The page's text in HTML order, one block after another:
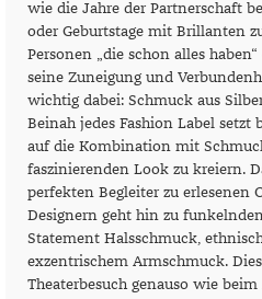
wie die Jahre der Partnerschaft
oder Geburtstage mit Brillanten
Personen „die schon alles
seine Zuneigung und
wichtig dabei: Schmuck aus
Beinah jedes Fashion Label
auf die Kombination mit
faszinierenden Look zu kreiern.
perfekten Begleiter zu erlesenen
Designern geht hin zu
Statement Halsschmuck,
exzentrischem Armschmuck.
Theaterbesuch genauso wie